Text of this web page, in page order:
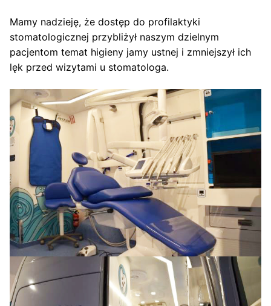
Mamy nadzieję, że dostęp do profilaktyki
stomatologicznej przybliżył naszym dzielnym
pacjentom temat higieny jamy ustnej i zmniejszył ich
lęk przed wizytami u stomatologa.